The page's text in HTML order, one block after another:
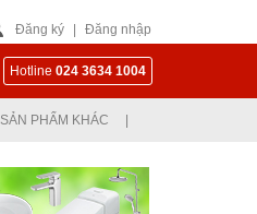
Đăng ký Đăng nhập
Hotline 024 3634 1004
SẢN PHẨM KHÁC